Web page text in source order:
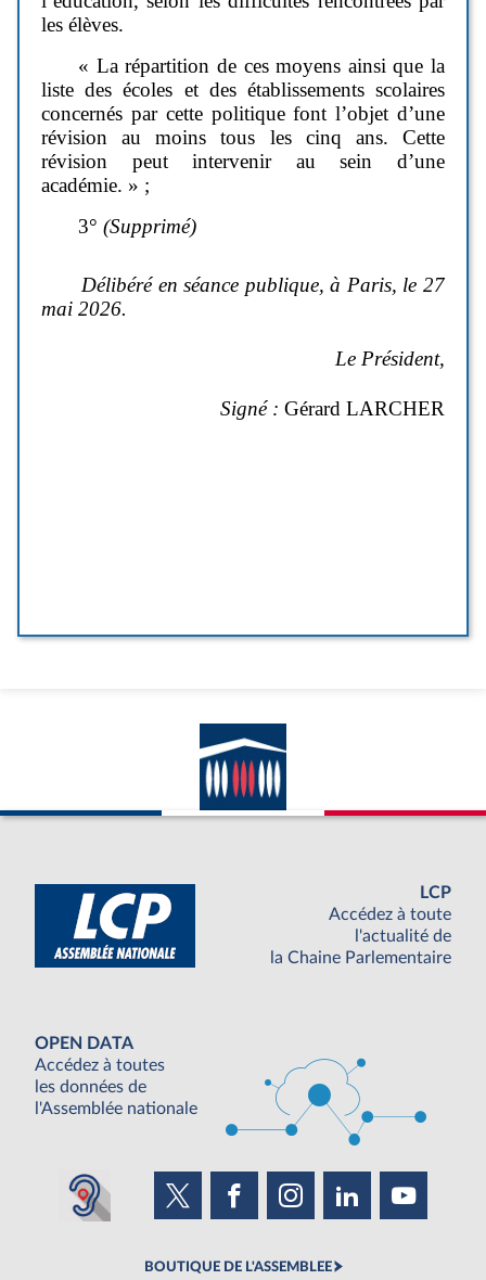
LCP
Accédez à toute
l'actualité de
la Chaine Parlementaire
OPEN DATA
Accédez à toutes
les données de
l'Assemblée nationale
BOUTIQUE DE L'ASSEMBLEE